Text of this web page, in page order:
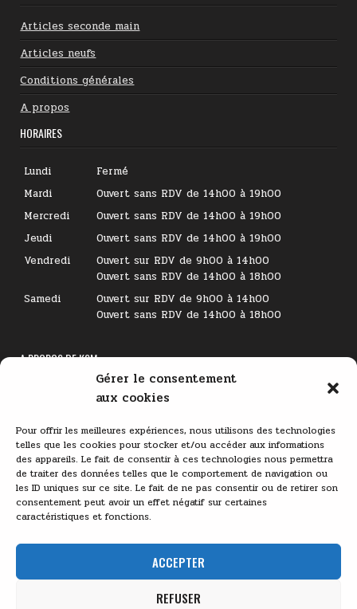
Gérer le consentement
aux cookies
Pour offrir les meilleures expériences, nous utilisons des technologies
telles que les cookies pour stocker et/ou accéder aux informations
des appareils. Le fait de consentir à ces technologies nous permettra
de traiter des données telles que le comportement de navigation ou
les ID uniques sur ce site. Le fait de ne pas consentir ou de retirer son
consentement peut avoir un effet négatif sur certaines
caractéristiques et fonctions.
ACCEPTER
REFUSER
Articles seconde main
Articles neufs
Conditions générales
A propos
HORAIRES
Lundi
Fermé
Mardi
Ouvert sans RDV de 14h00 à 19h00
Mercredi
Ouvert sans RDV de 14h00 à 19h00
Jeudi
Ouvert sans RDV de 14h00 à 19h00
Vendredi
Ouvert sur RDV de 9h00 à 14h00
Ouvert sans RDV de 14h00 à 18h00
Samedi
Ouvert sur RDV de 9h00 à 14h00
Ouvert sans RDV de 14h00 à 18h00
A PROPOS DE KSM